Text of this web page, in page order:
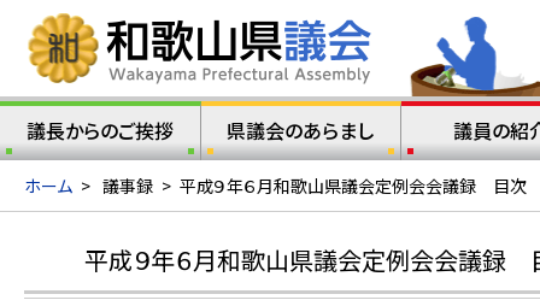
議長からのご挨拶 県議会のあらまし 議員の紹
ホーム > 議事録 > 平成９年６月和歌山県議会定例会会議録 目次
平成９年６月和歌山県議会定例会会議録